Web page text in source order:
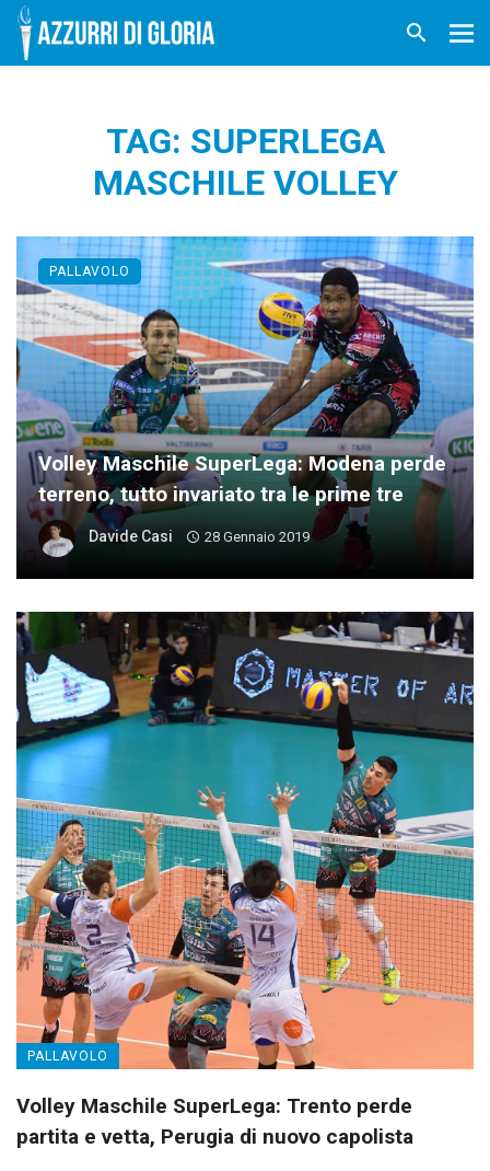
TAG: SUPERLEGA
MASCHILE VOLLEY
Volley Maschile SuperLega: Modena perde
terreno, tutto invariato tra le prime tre
Davide Casi 28 Gennaio 2019
PALLAVOLO
PALLAVOLO
Volley Maschile SuperLega: Trento perde
partita e vetta, Perugia di nuovo capolista